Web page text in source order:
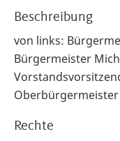
Beschreibung
von links:
Bürgermeister
Rechte